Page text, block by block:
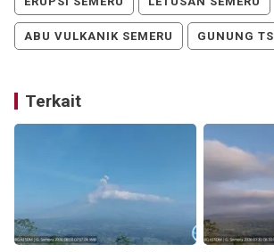
ABU VULKANIK SEMERU GUNUNG TS
Terkait